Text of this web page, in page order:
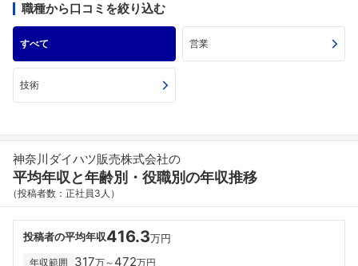
職種から口コミを絞り込む
すべて 営業
技術
神奈川ダイハツ販売株式会社の
平均年収と年齢別・役職別の年収推移
（投稿者数：正社員3人）
投稿者の平均年収416.3万円
年収範囲 317万～ 472万円